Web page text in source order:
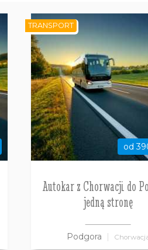
od
Autokar z Chorwacji do
jedną stronę
Podgora
TRANSPORT